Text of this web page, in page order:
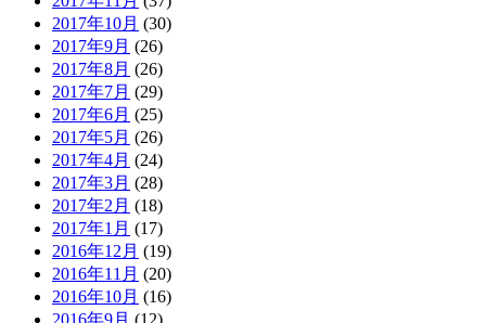
2017年10月 (30)
2017年9月 (26)
2017年8月 (26)
2017年7月 (29)
2017年6月 (25)
2017年5月 (26)
2017年4月 (24)
2017年3月 (28)
2017年2月 (18)
2017年1月 (17)
2016年12月 (19)
2016年11月 (20)
2016年10月 (16)